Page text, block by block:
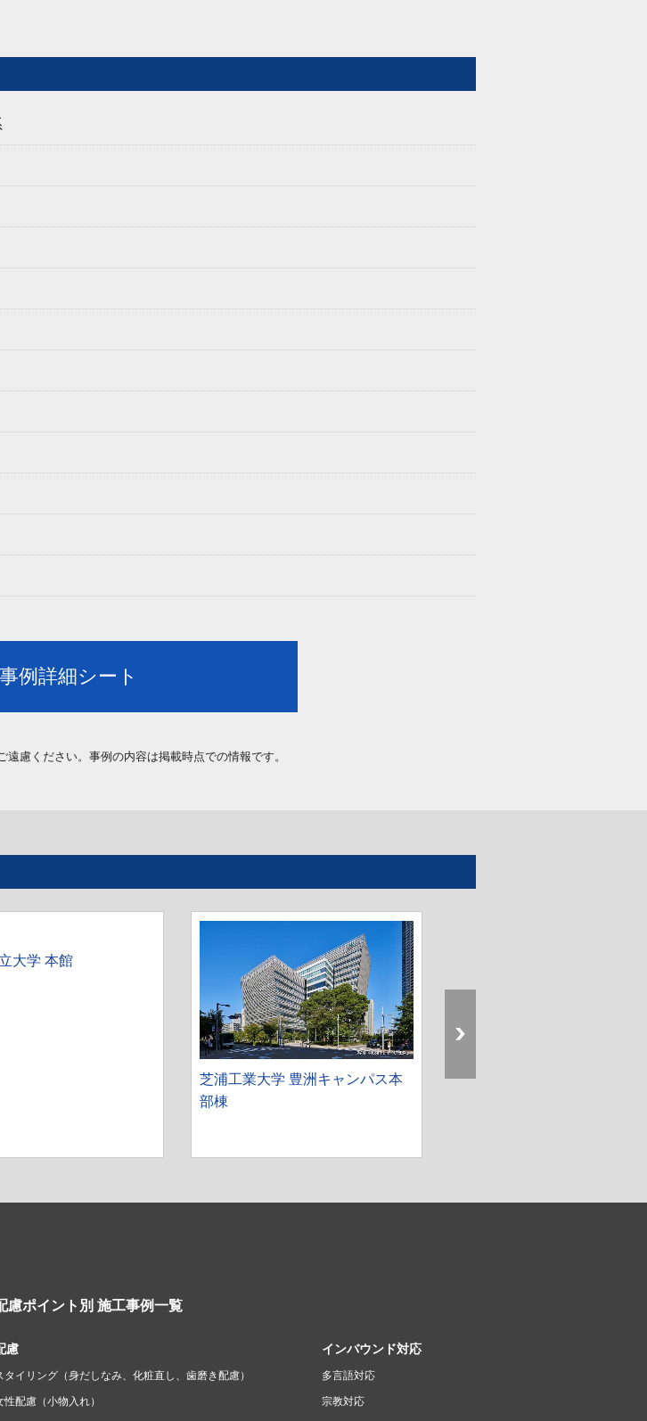
事例詳細シート
慮ください。事例の内容は掲載時点での情報です。
大学 本館
芝浦工業大学 豊洲キャンパス本
部棟
慮ポイント別 施工事例一覧
慮
タイリング（身だしなみ、化粧直し、歯磨き配慮）
性配慮（小物入れ）
インバウンド対応
多言語対応
宗教対応